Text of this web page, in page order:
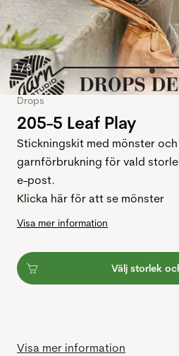
1/3
Drops
205-5 Leaf Play
Stickningskit med mönster
garnförbrukning för vald
e-post.
Klicka här för att se mönster
Visa mer information
Välj storlek
Visa mer information